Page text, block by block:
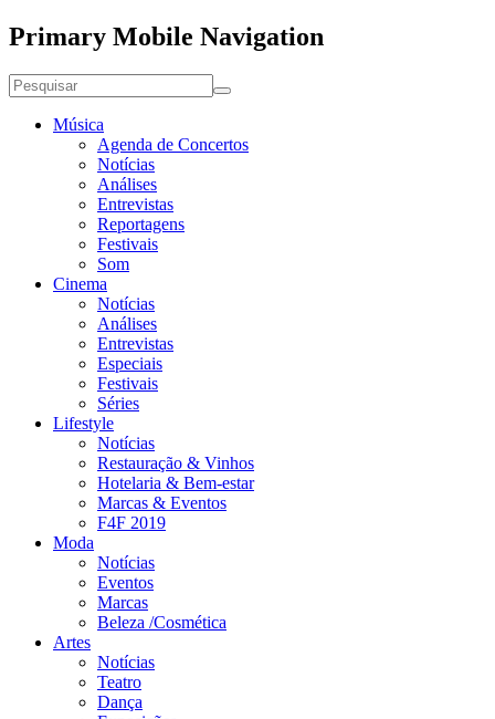
Primary Mobile Navigation
Música
Agenda de Concertos
Notícias
Análises
Entrevistas
Reportagens
Festivais
Som
Cinema
Notícias
Análises
Entrevistas
Especiais
Festivais
Séries
Lifestyle
Notícias
Restauração & Vinhos
Hotelaria & Bem-estar
Marcas & Eventos
F4F 2019
Moda
Notícias
Eventos
Marcas
Beleza /Cosmética
Artes
Notícias
Teatro
Dança